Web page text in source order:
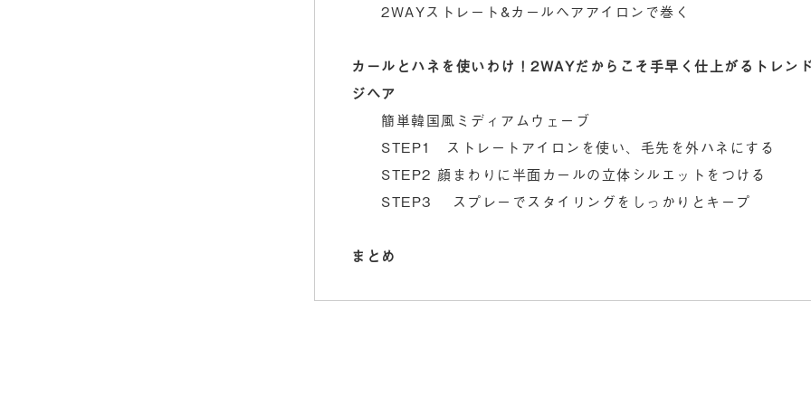
2WAYストレート&カールヘアアイロンで巻く
カールとハネを使いわけ！2WAYだからこそ手早く仕上がるトレン
ジヘア
簡単韓国風ミディアムウェーブ
STEP1 ストレートアイロンを使い、毛先を外ハネにする
STEP2 顔まわりに半面カールの立体シルエットをつける
STEP3 スプレーでスタイリングをしっかりとキープ
まとめ